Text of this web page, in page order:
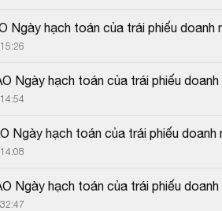
Ngày hạch toán của trái phiếu doanh
Ngày hạch toán của trái phiếu doanh
Ngày hạch toán của trái phiếu doanh
Ngày hạch toán của trái phiếu doanh